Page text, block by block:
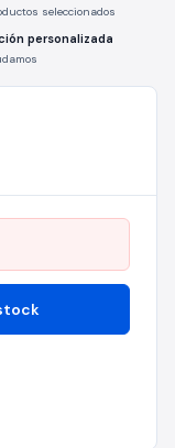
seleccionados
personalizada